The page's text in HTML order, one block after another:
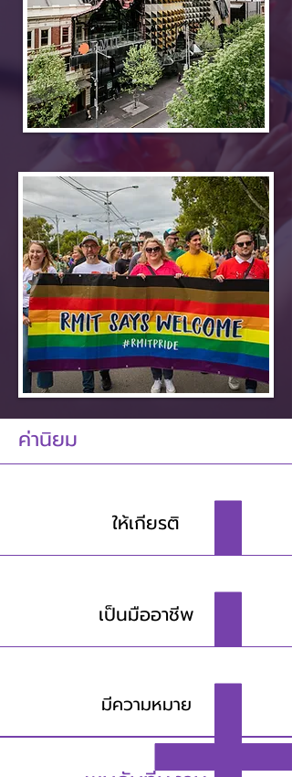
ค่านิยม
ให้เกียรติ
เป็นมืออาชีพ
มีความหมาย